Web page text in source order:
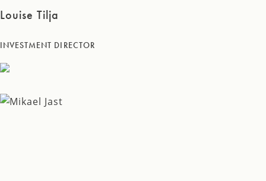
Louise Tilja
INVESTMENT DIRECTOR